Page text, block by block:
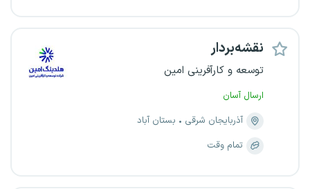
نقشه‌بردار
توسعه و کارآفرینی امین
ارسال آسان
آذربایجان شرقی
بستان آباد
تمام وقت